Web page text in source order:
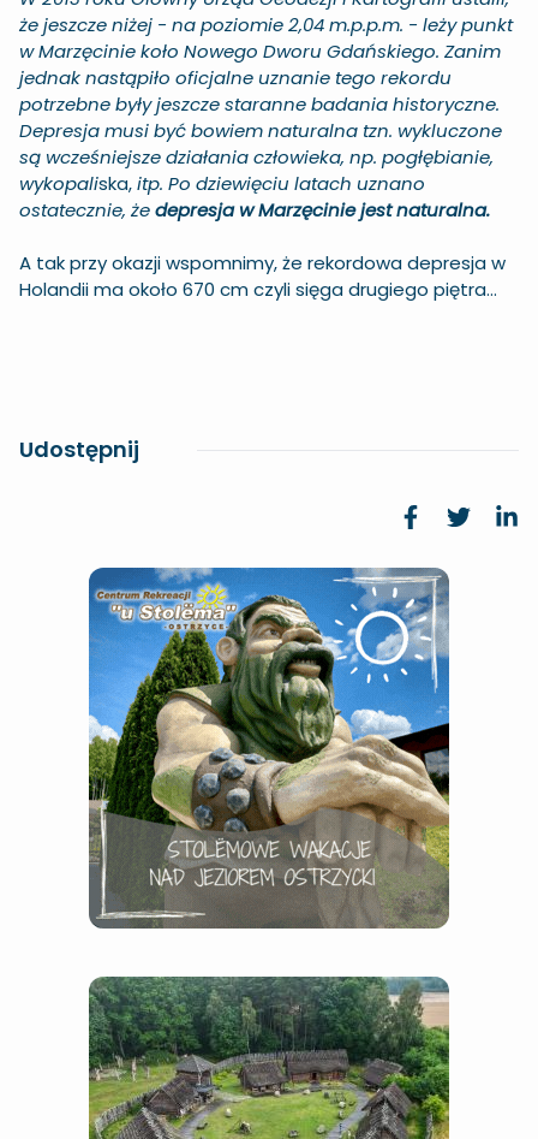
że jeszcze niżej - na poziomie 2,04 m.p.p.m. - leży punkt
w Marzęcinie koło Nowego Dworu Gdańskiego. Zanim
jednak nastąpiło oficjalne uznanie tego rekordu
potrzebne były jeszcze staranne badania historyczne.
Depresja musi być bowiem naturalna tzn. wykluczone
są wcześniejsze działania człowieka, np. pogłębianie,
wykopaliska,itp. Po dziewięciu latach uznano
ostatecznie, żedepresja w Marzęcinie jest naturalna.
A tak przy okazji wspomnimy, że rekordowa depresja w
Holandii ma około 670 cm czyli sięga drugiego piętra...
Udostępnij